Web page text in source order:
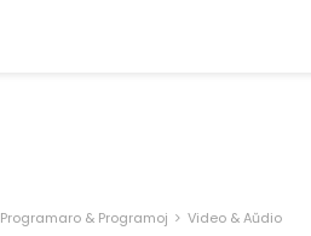
Programaro & Programoj Video & Aŭdio